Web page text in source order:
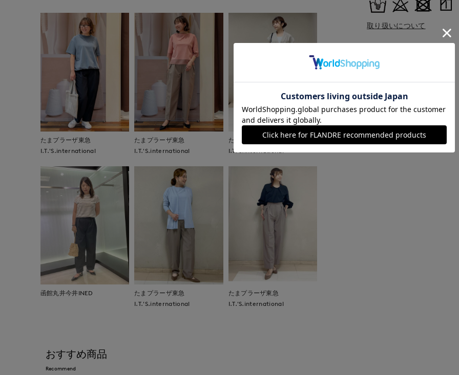
たまプラーザ東急
I.T.'S.international
たまプラーザ東急
I.T.'S.international
たまプラーザ東急
I.T.'S.international
函館丸井今井INED
たまプラーザ東急
I.T.'S.international
たまプラーザ東急
I.T.'S.international
取り扱いについて
おすすめ商品
Recommend